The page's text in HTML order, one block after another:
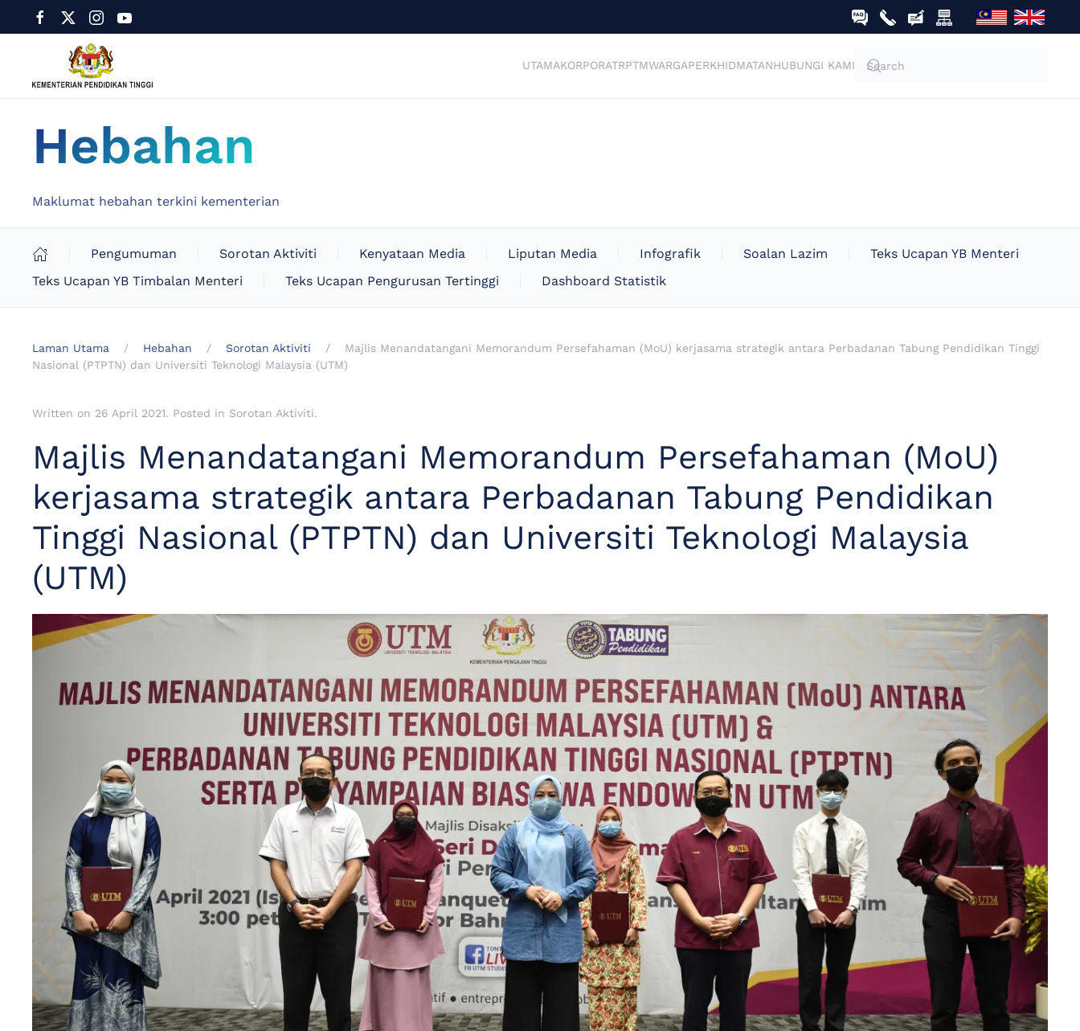
UTAMAKORPORATRPTMWARGAPERKHIDMATANHUBUNGI KAMI
Hebahan
Maklumat hebahan terkini kementerian
Pengumuman Sorotan Aktiviti Kenyataan Media Liputan Media Infografik Soalan Lazim
Teks Ucapan YB Menteri
Teks Ucapan YB Timbalan Menteri
Teks Ucapan Pengurusan Tertinggi Dashboard Statistik
Laman Utama Hebahan Sorotan Aktiviti
Majlis Menandatangani Memorandum Persefahaman (MoU) kerjasama strategik antara Perbadanan Tabung Pendidikan Tinggi
Nasional (PTPTN) dan Universiti Teknologi Malaysia (UTM)
Written on 26 April 2021. Posted in Sorotan Aktiviti.
Majlis Menandatangani Memorandum Persefahaman (MoU)
kerjasama strategik antara Perbadanan Tabung Pendidikan
Tinggi Nasional (PTPTN) dan Universiti Teknologi Malaysia
(UTM)